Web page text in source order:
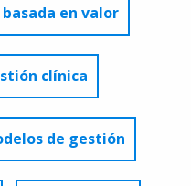
en valor
clínica
de gestión